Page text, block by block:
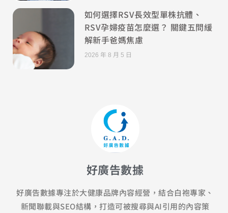
如何選擇RSV長效型單株抗體、
RSV孕婦疫苗怎麼選？ 關鍵五問緩
解新手爸媽焦慮
2026 年 8 月 5 日
好廣告數據
好廣告數據專注於大健康品牌內容經營，結合白袍專家、
新聞聯載與SEO結構，打造可被搜尋與AI引用的內容策